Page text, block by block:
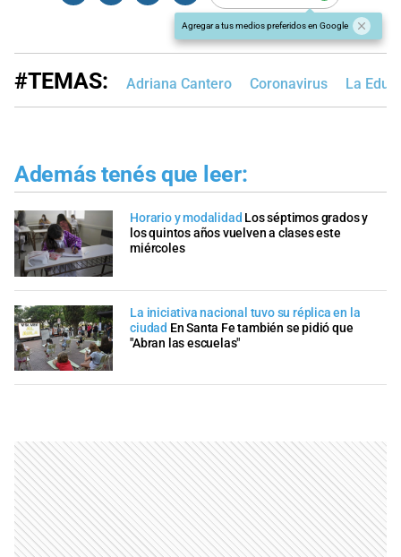
Agregar a tus medios preferidos en Google
#TEMAS: Adriana Cantero Coronavirus La
Además tenés que leer:
Horario y modalidad Los séptimos grados y
los quintos años vuelven a clases este
miércoles
La iniciativa nacional tuvo su réplica en la
ciudad En Santa Fe también se pidió que
"Abran las escuelas"